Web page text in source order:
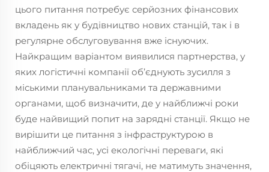
цього питання потребує серйозних фінансових
вкладень як у будівництво нових станцій, так і в
регулярне обслуговування вже існуючих.
Найкращим варіантом виявилися партнерства, у
яких логістичні компанії об’єднують зусилля з
міськими планувальниками та державними
органами, щоб визначити, де у найближчі роки
буде найвищий попит на зарядні станції. Якщо не
вирішити це питання з інфраструктурою в
найближчий час, усі екологічні переваги, які
обіцяють електричні тягачі, не матимуть значення,